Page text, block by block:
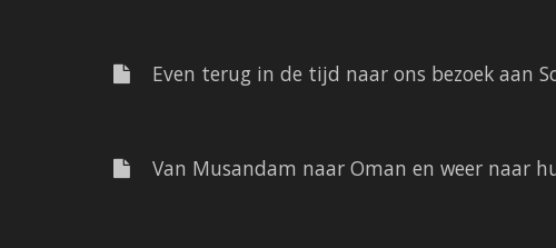
Even terug in de tijd naar ons bezoek aan
Van Musandam naar Oman en weer naar